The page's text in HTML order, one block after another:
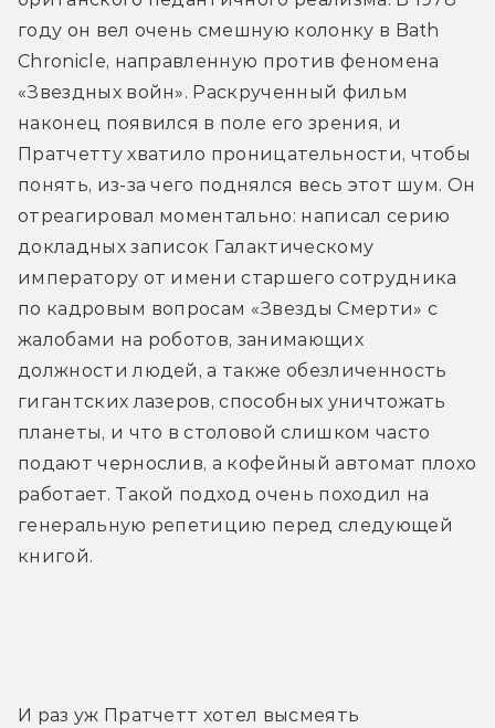
году он вел очень смешную колонку в Bath
Chronicle, направленную против феномена
«Звездных войн». Раскрученный фильм
наконец появился в поле его зрения, и
Пратчетту хватило проницательности, чтобы
понять, из-за чего поднялся весь этот шум. Он
отреагировал моментально: написал серию
докладных записок Галактическому
императору от имени старшего сотрудника
по кадровым вопросам «Звезды Смерти» с
жалобами на роботов, занимающих
должности людей, а также обезличенность
гигантских лазеров, способных уничтожать
планеты, и что в столовой слишком часто
подают чернослив, а кофейный автомат плохо
работает. Такой подход очень походил на
генеральную репетицию перед следующей
книгой.
И раз уж Пратчетт хотел высмеять